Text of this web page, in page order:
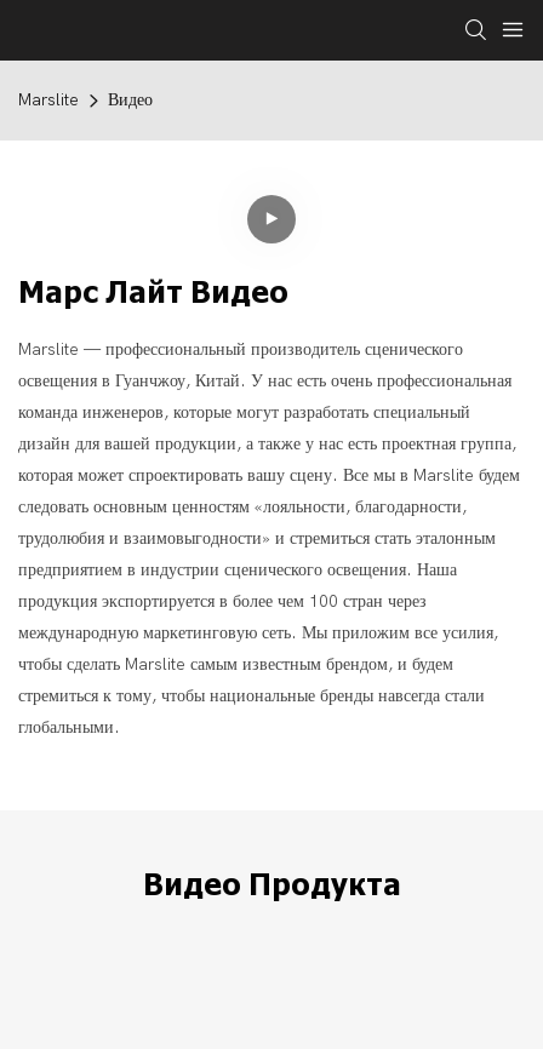
Marslite Видео
Марс Лайт Видео
Marslite — профессиональный производитель сценического
освещения в Гуанчжоу, Китай. У нас есть очень профессиональная
команда инженеров, которые могут разработать специальный
дизайн для вашей продукции, а также у нас есть проектная группа,
которая может спроектировать вашу сцену. Все мы в Marslite будем
следовать основным ценностям «лояльности, благодарности,
трудолюбия и взаимовыгодности» и стремиться стать эталонным
предприятием в индустрии сценического освещения. Наша
продукция экспортируется в более чем 100 стран через
международную маркетинговую сеть. Мы приложим все усилия,
чтобы сделать Marslite самым известным брендом, и будем
стремиться к тому, чтобы национальные бренды навсегда стали
глобальными.
Видео Продукта